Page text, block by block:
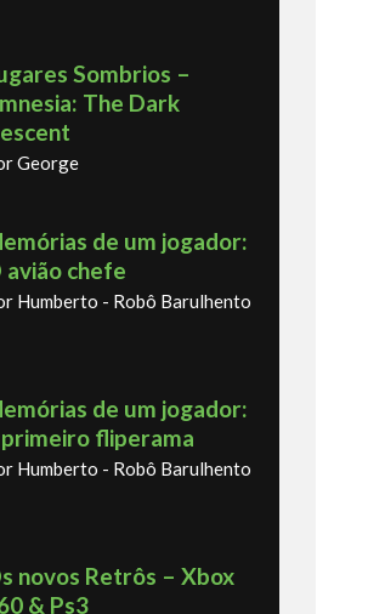
Sombrios –
The Dark
George
de um jogador:
avião chefe
Humberto - Robô Barulhento
de um jogador:
fliperama
Humberto - Robô Barulhento
novos Retrôs – Xbox
& Ps3